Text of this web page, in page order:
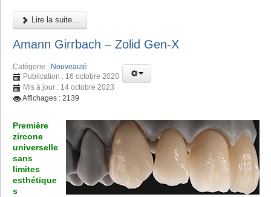
Lire la suite...
Amann Girrbach – Zolid Gen-X
Catégorie : Nouveauté
Publication : 16 octobre 2020
Mis à jour : 14 octobre 2023
Affichages : 2139
Première
zircone
universelle
sans
limites
esthétique
s